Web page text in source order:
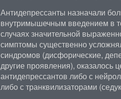
Антидепрессанты назначали
внутримышечным введением в
случаях значительной
симптомы существенно
синдромов (дисфорические,
другие проявления), оказалось
антидепрессантов либо с
либо с транквилизаторами